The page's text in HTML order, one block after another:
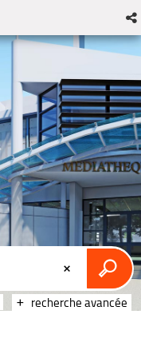
recherche avancée